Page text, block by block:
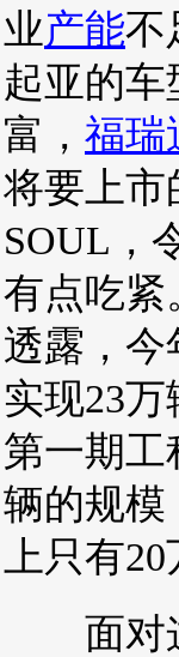
业产能不
起亚的车
富， 福瑞
将要上市
SOUL ，
有点吃紧
透露，今
实现23
第一期工
辆的规模
上只有
面对